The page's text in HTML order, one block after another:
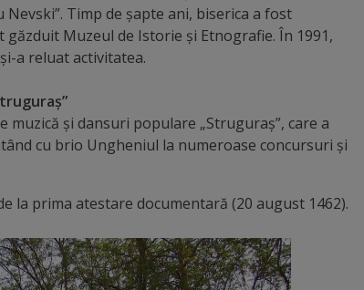
Nevski”. Timp de șapte ani, biserica a fost
Muzeul de Istorie și Etnografie. În 1991,
a reluat activitatea.
și dansuri populare „Struguraș”, care a
cu brio Ungheniul la numeroase concursuri și
la prima atestare documentară (20 august 1462).